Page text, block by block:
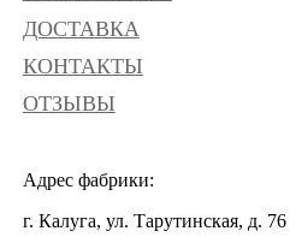
ДОСТАВКА
КОНТАКТЫ
ОТЗЫВЫ
Адрес фабрики:
г. Калуга, ул. Тарутинская, д. 76